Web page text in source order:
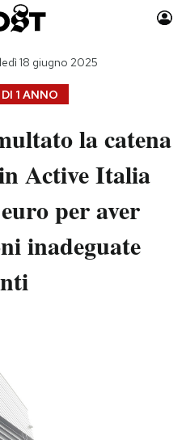
Auto
Moda
Consumismi
Storie/Idee
Ok Boomer!
Media
1 ANNO
18 giugno 2025
la catena
Active Italia
per aver
inadeguate